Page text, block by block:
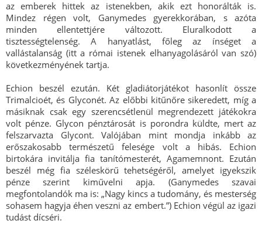
az emberek hittek az istenekben, akik ezt honorálták is.
Mindez régen volt, Ganymedes gyerekkorában, s azóta
minden ellentettjére változott. Eluralkodott a
tisztességtelenség. A hanyatlást, főleg az ínséget a
vallástalanság (itt a római istenek elhanyagolásáról van szó)
következményének tartja.
Echion beszél ezután. Két gladiátorjátékot hasonlít össze
Trimalcioét, és Glyconét. Az előbbi kitűnőre sikeredett, míg a
másiknak csak egy szerencsétlenül megrendezett játékokra
volt pénze. Glycon pénztárosát is porondra küldte, mert az
felszarvazta Glycont. Valójában mint mondja inkább az
erőszakosabb természetű felesége volt a hibás. Echion
birtokára invitálja fia tanítómesterét, Agamemnont. Ezután
beszél még fia széleskörű tehetségéről, amelyet igyekszik
pénze szerint kiművelni apja. (Ganymedes szavai
megfontolandók ma is: „Nagy kincs a tudomány, és mesterség
sohasem hagyja éhen veszni az embert.”) Echion végül az igazi
tudást dícséri.